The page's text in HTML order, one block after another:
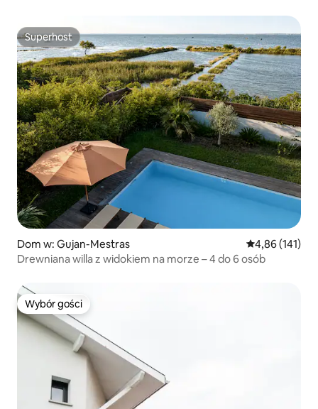
Superhost
Superhost
Dom w: Gujan-Mestras Średnia
4,86 (141)
Drewniana willa z widokiem na morze – 4 do 6 osób
Wybór gości
Wybór gości